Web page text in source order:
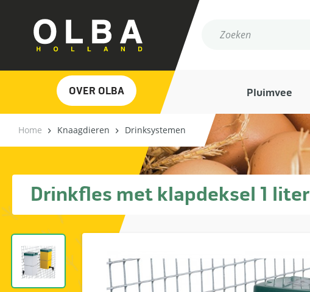
OVER OLBA Pluimvee
Home Knaagdieren Drinksystemen
Drinkfles met klapdeksel 1 liter